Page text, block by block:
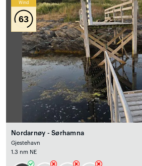
Wind
63
Nordarnøy - Sørhamna
Gjestehavn
1.3 nm NE